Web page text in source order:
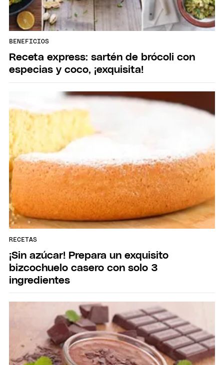
BENEFICIOS
Receta express: sartén de brócoli con
especias y coco, ¡exquisita!
RECETAS
¡Sin azúcar! Prepara un exquisito
bizcochuelo casero con solo 3
ingredientes